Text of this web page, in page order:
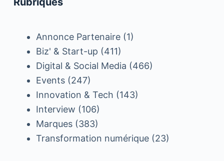
Annonce Partenaire(1)
Biz' & Start-up (411)
Digital & Social Media (466)
Events(247)
Innovation & Tech (143)
Interview (106)
Marques(383)
Transformation numérique(23)